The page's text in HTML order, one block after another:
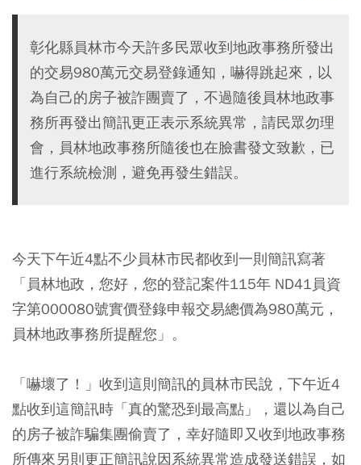
彰化縣員林市今天許多民眾收到地政事務所發出
的交易980萬元交易登錄通知，嚇得跳起來，以
為自己的房子被詐團賣了，不過隨後員林地政事
務所再發出簡訊更正表示系統異常，請民眾勿理
會，員林地政事務所隨後也在臉書發文致歉，已
進行系統檢測，避免再發生錯誤。
今天下午近4點不少員林市民都收到一則簡訊寫著
「員林地政，您好，您的登記案件115年 ND41員資
字第000080號實價登錄申報交易總價為980萬元，
員林地政事務所提醒您」。
「嚇壞了！」收到這則簡訊的員林市民說，下午近4
點收到這簡訊時「真的驚恐到最高點」，還以為自己
的房子被詐騙集團偷賣了，幸好隨即又收到地政事務
所傳來另則更正簡訊說因系統異常造成發送錯誤，如